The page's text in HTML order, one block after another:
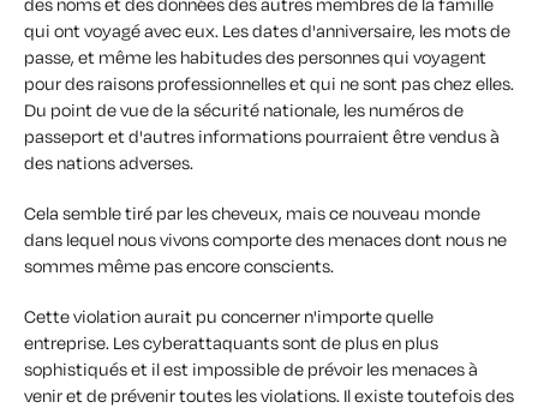
qui ont voyagé avec eux. Les dates d'anniversaire, les mots de
passe, et même les habitudes des personnes qui voyagent
pour des raisons professionnelles et qui ne sont pas chez elles.
Du point de vue de la sécurité nationale, les numéros de
passeport et d'autres informations pourraient être vendus à
des nations adverses.
Cela semble tiré par les cheveux, mais ce nouveau monde
dans lequel nous vivons comporte des menaces dont nous ne
sommes même pas encore conscients.
Cette violation aurait pu concerner n'importe quelle
entreprise. Les cyberattaquants sont de plus en plus
sophistiqués et il est impossible de prévoir les menaces à
venir et de prévenir toutes les violations. Il existe toutefois des